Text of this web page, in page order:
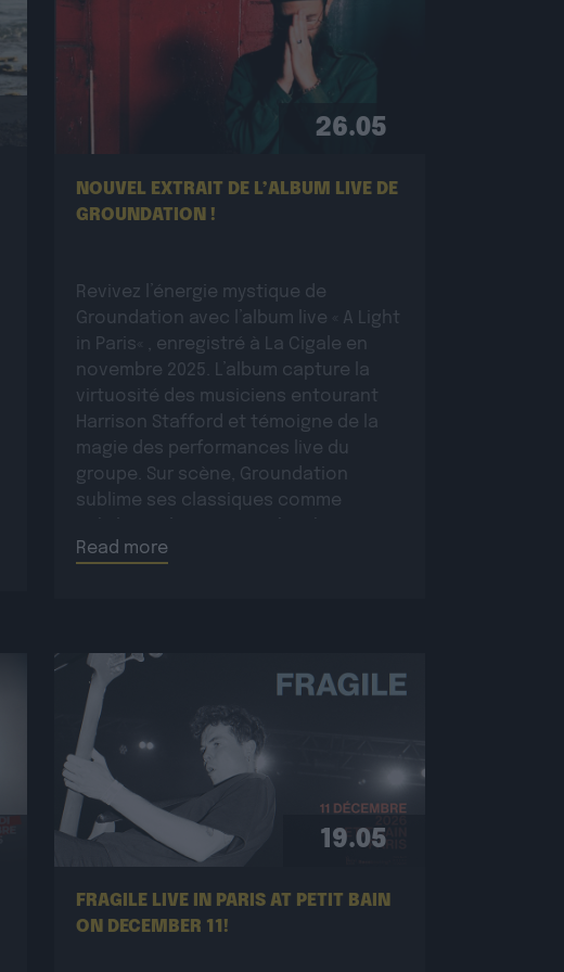
26.05
NOUVEL EXTRAIT DE L’ALBUM LIVE DE
GROUNDATION !
Revivez l’énergie mystique de
Groundation avec l’album live « A Light
in Paris« , enregistré à La Cigale en
novembre 2025. L’album capture la
virtuosité des musiciens entourant
Harrison Stafford et témoigne de la
magie des performances live du
groupe. Sur scène, Groundation
sublime ses classiques comme
tout en présentant […]
Read more
19.05
FRAGILE LIVE IN PARIS AT PETIT BAIN
ON DECEMBER 11!